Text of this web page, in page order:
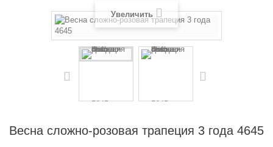
Увеличить
Весна сложно-розовая трапеция 3 года 4645